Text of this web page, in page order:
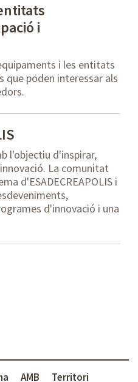
i
i les entitats
que poden interessar als
l'objectiu d'inspirar,
La comunitat
d'ESADECREAPOLIS i
d'innovació i una
AMB Territori